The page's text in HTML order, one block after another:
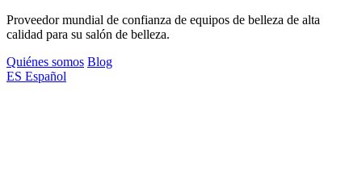
Proveedor mundial de confianza de equipos de belleza de alta
calidad para su salón de belleza.
Quiénes somos Blog
ES Español